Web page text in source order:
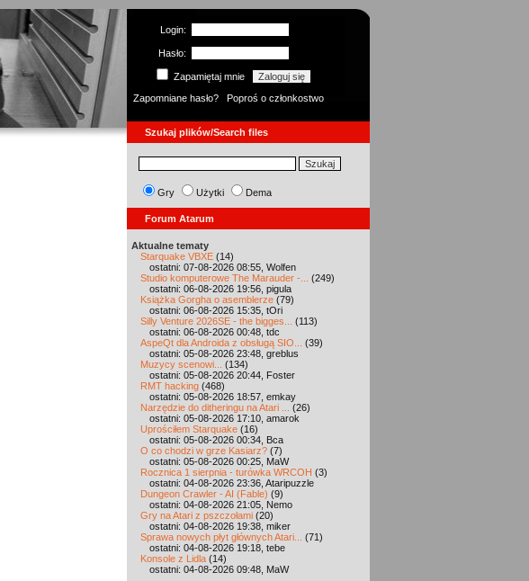
Login:
Hasło:
Zapamiętaj mnie
Zapomniane hasło?
Poproś o członkostwo
Szukaj plików/Search files
Gry Użytki Dema
Forum Atarum
Aktualne tematy
Starquake VBXE (14)
ostatni: 07-08-2026 08:55, Wolfen
Studio komputerowe The Marauder -...
(249)
ostatni: 06-08-2026 19:56, pigula
Książka Gorgha o asemblerze (79)
ostatni: 06-08-2026 15:35, tOri
Silly Venture 2026SE - the bigges...
(113)
ostatni: 06-08-2026 00:48, tdc
AspeQt dla Androida z obsługą SIO...
(39)
ostatni: 05-08-2026 23:48, greblus
Muzycy scenowi...
(134)
ostatni: 05-08-2026 20:44, Foster
RMT hacking (468)
ostatni: 05-08-2026 18:57, emkay
Narzędzie do ditheringu na Atari ...
(26)
ostatni: 05-08-2026 17:10, amarok
Uprościłem Starquake (16)
ostatni: 05-08-2026 00:34, Bca
O co chodzi w grze Kasiarz? (7)
ostatni: 05-08-2026 00:25, MaW
Rocznica 1 sierpnia - turówka WRCOH (3)
ostatni: 04-08-2026 23:36, Ataripuzzle
Dungeon Crawler - AI (Fable) (9)
ostatni: 04-08-2026 21:05, Nemo
Gry na Atari z pszczołami (20)
ostatni: 04-08-2026 19:38, miker
Sprawa nowych płyt głównych Atari...
(71)
ostatni: 04-08-2026 19:18, tebe
Konsole z Lidla (14)
ostatni: 04-08-2026 09:48, MaW